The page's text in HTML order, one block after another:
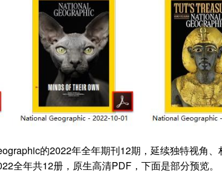
的2022年全年期刊12期，延续独特视角、
全年共12册，原生高清PDF，下面是部分预览。